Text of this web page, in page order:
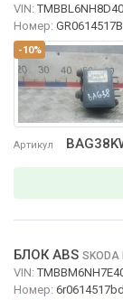
-10%
Артикул
VIN:
Номер:
БЛОК ABS SKODA
VIN:
Номер: 6r0614517bd